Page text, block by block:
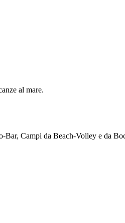
al mare.
Campi da Beach-Volley e da